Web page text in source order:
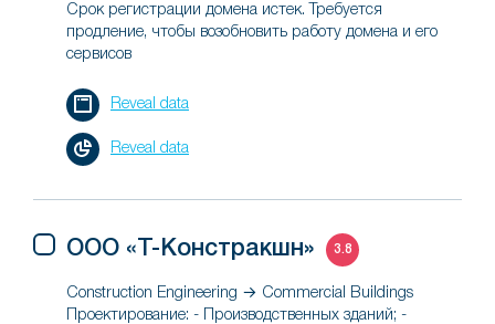
Срок регистрации домена истек. Требуется
продление, чтобы возобновить работу домена и его
сервисов
Reveal data
Reveal data
ООО «Т-Констракшн» 3.8
Construction Engineering → Commercial Buildings
Проектирование: - Производственных зданий; -